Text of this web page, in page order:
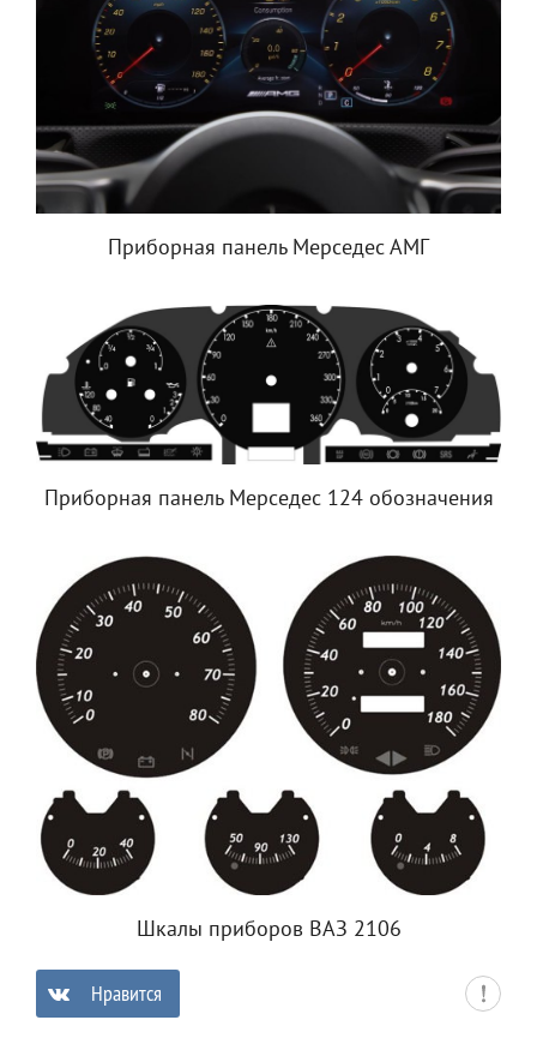
Приборная панель Мерседес АМГ
Приборная панель Мерседес 124 обозначения
Шкалы приборов ВАЗ 2106
Нравится